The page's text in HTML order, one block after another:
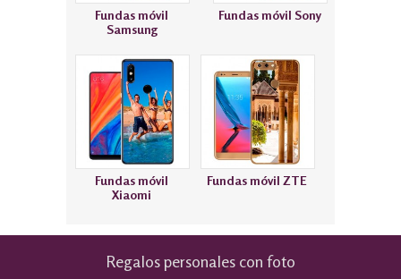
Fundas móvil
Samsung
Fundas móvil Sony
Fundas móvil
Xiaomi
Fundas móvil ZTE
Regalos personales con foto